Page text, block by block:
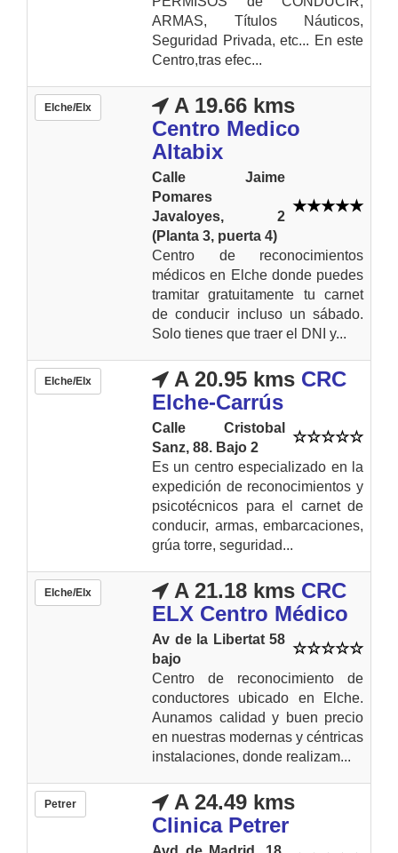
ARMAS, Títulos Náuticos,
Seguridad Privada, etc... En este
Centro,tras efec...
Elche/Elx
A 19.66 kms
Centro Medico
Altabix
Calle Jaime
Pomares
Javaloyes, 2
(Planta 3, puerta 4)
Centro de reconocimientos
médicos en Elche donde puedes
tramitar gratuitamente tu carnet
de conducir incluso un sábado.
Solo tienes que traer el DNI y...
Elche/Elx A 20.95 kms CRC
Elche-Carrús
Calle Cristobal
Sanz, 88. Bajo 2
Es un centro especializado en la
expedición de reconocimientos y
psicotécnicos para el carnet de
conducir, armas, embarcaciones,
grúa torre, seguridad...
Elche/Elx A 21.18 kms CRC
ELX Centro Médico
Av de la Libertat 58
bajo
Centro de reconocimiento de
conductores ubicado en Elche.
Aunamos calidad y buen precio
en nuestras modernas y céntricas
instalaciones, donde realizam...
Petrer
A 24.49 kms
Clinica Petrer